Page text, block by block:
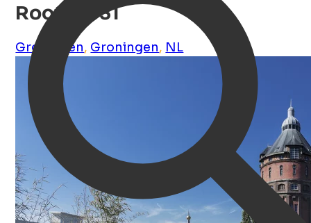
Rooftop 31
Groningen, Groningen, NL